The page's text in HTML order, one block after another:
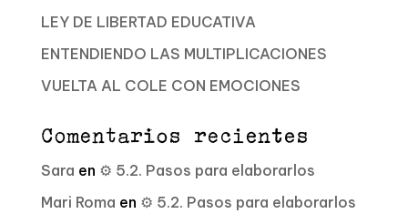
LEY DE LIBERTAD EDUCATIVA
ENTENDIENDO LAS MULTIPLICACIONES
VUELTA AL COLE CON EMOCIONES
Comentarios recientes
Sara en ⚙️ 5.2. Pasos para elaborarlos
Mari Roma en ⚙️ 5.2. Pasos para elaborarlos